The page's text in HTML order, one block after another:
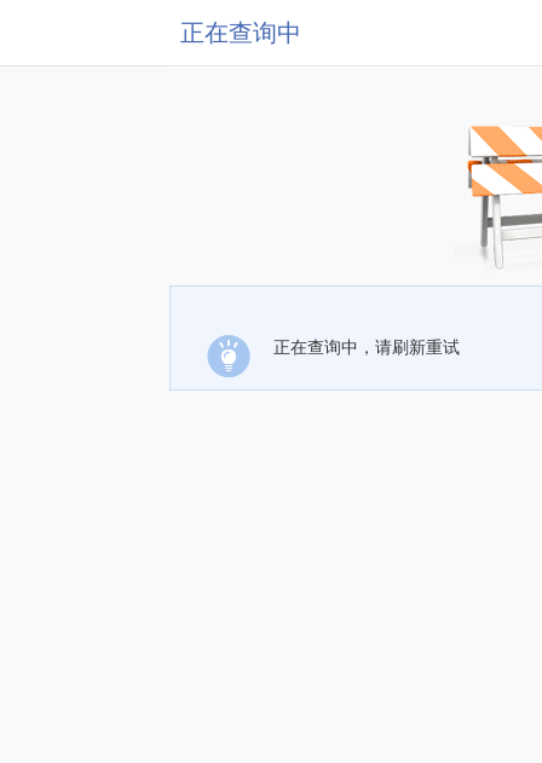
正在查询中
正在查询中，请刷新重试